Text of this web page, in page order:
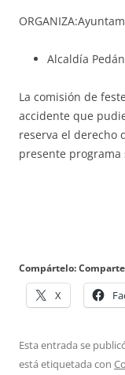
Alcaldía
La comisión de
accidente que
reserva el derecho
presente programa
Compártelo:
X
Esta entrada se
está etiquetada con